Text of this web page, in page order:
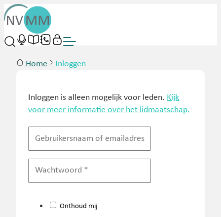
Home Inloggen
Inloggen is alleen mogelijk voor leden. Kijk
voor meer informatie over het lidmaatschap.
Onthoud mij